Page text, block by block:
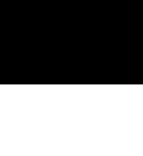
kênh cửa hàng để tư